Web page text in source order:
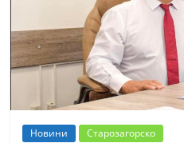
т
К
а
з
а
н
Новини Старозагорско